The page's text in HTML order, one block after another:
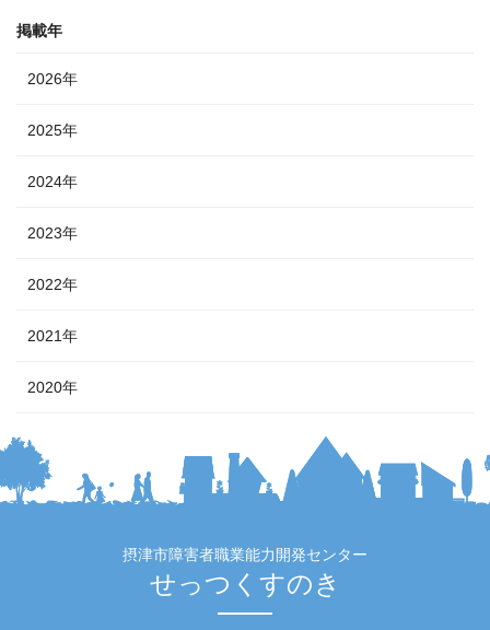
掲載年
2026年
2025年
2024年
2023年
2022年
2021年
2020年
摂津市障害者職業能力開発センター
せっつくすのき